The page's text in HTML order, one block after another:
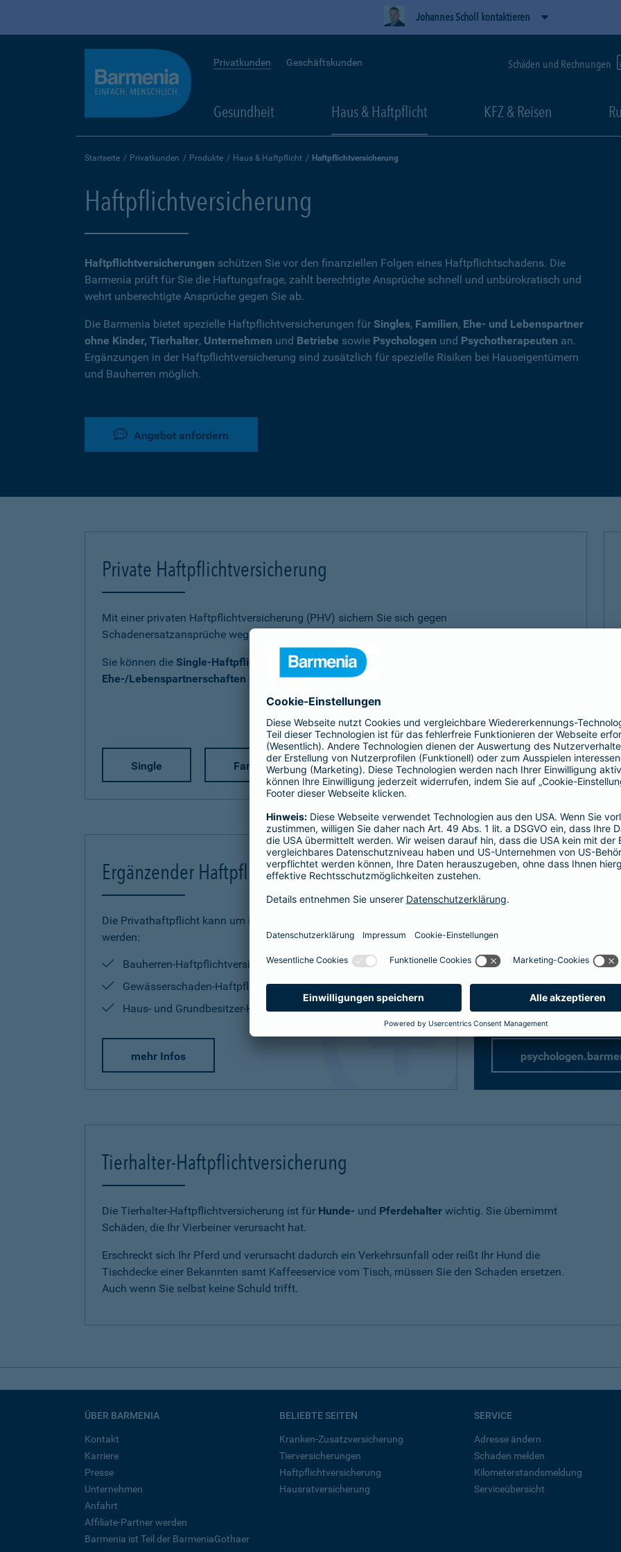
Johannes Scholl kontaktieren
Privatkunden Geschäftskunden Schäden und Rechnungen
Gesundheit Haus & Haftpflicht KFZ & Reisen
Startseite Privatkunden Produkte Haus & Haftpflicht Haftpflichtversicherung
Haftpflichtversicherung
Haftpflichtversicherungen schützen Sie vor den finanziellen Folgen eines Haftpflichtschadens. Die
Barmenia prüft für Sie die Haftungsfrage, zahlt berechtigte Ansprüche schnell und unbürokratisch und
wehrt unberechtigte Ansprüche gegen Sie ab.
Die Barmenia bietet spezielle Haftpflichtversicherungen für Singles, Familien, Ehe- und Lebenspartner
ohne Kinder, Tierhalter, Unternehmen und Betriebe sowie Psychologen und Psychotherapeuten an.
Ergänzungen in der Haftpflichtversicherung sind zusätzlich für spezielle Risiken bei Hauseigentümern
und Bauherren möglich.
Angebot anfordern
Private Haftpflichtversicherung
Mit einer privaten Haftpflichtversicherung (PHV) sichern Sie sich gegen
Schadenersatzansprüche wegen Personen-, Sach- und Vermögensschäden ab.
Sie können die Single-Haftpflicht Familien-Haftpflicht
Ehe-/Lebenspartnerschaften ohne Kind(er)als Basis-, Top- oder Premium-Schutz vereinbaren.
Single Familie Partnerschaft
Ergänzender Haftpflichtschutz
Die Privathaftpflicht kann um individuelle Haftungsrisiken ergänzt
werden:
Bauherren-Haftpflichtversicherung
Gewässerschaden-Haftpflichtversicherung
Haus- und Grundbesitzer-Haftpflichtversicherung
mehr Infos
Psychologen
Exklusive Tarife zu
Privathaftpflicht
speziell
Tierhalter-Haftpflichtversicherung
Die Tierhalter-Haftpflichtversicherung ist für Hunde- und Pferdehalter wichtig. Sie übernimmt
Schäden, die Ihr Vierbeiner verursacht hat.
Erschreckt sich Ihr Pferd und verursacht dadurch ein Verkehrsunfall oder reißt Ihr Hund die
Tischdecke einer Bekannten samt Kaffeeservice vom Tisch, müssen Sie den Schaden ersetzen.
Auch wenn Sie selbst keine Schuld trifft.
ÜBER BARMENIA
Kontakt
Karriere
Presse
Unternehmen
Anfahrt
Affiliate-Partner werden
Barmenia ist Teil der BarmeniaGothaer
BELIEBTE SEITEN
Kranken-Zusatzversicherung
Tierversicherungen
Haftpflichtversicherung
Hausratversicherung
SERVICE
Adresse ändern
Schaden melden
Kilometerstandsmeldung
Serviceübersicht